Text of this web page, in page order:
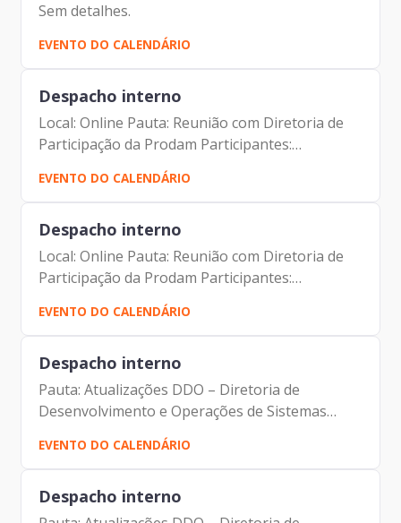
Sem detalhes.
EVENTO DO CALENDÁRIO
Despacho interno
Local: Online Pauta: Reunião com Diretoria de
Participação da Prodam Participantes:
Alexandre Amorim Luciano de Azevedo Farias
Ferreira
EVENTO DO CALENDÁRIO
Despacho interno
Local: Online Pauta: Reunião com Diretoria de
Participação da Prodam Participantes:
Alexandre Amorim Luciano de Azevedo Farias
Ferreira
EVENTO DO CALENDÁRIO
Despacho interno
Pauta: Atualizações DDO – Diretoria de
Desenvolvimento e Operações de Sistemas
Local: Online Participantes: Alexandre Amorim
Iácara Faria Antonio Celso de Albuquerque Filho
Cristian Martins
EVENTO DO CALENDÁRIO
Despacho interno